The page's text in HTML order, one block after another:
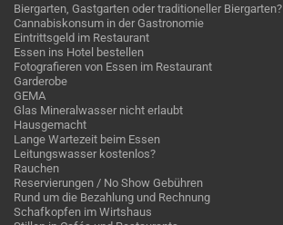
Biergarten, Gastgarten oder traditioneller Biergarten?
Cannabiskonsum in der Gastronomie
Eintrittsgeld im Restaurant
Essen ins Hotel bestellen
Fotografieren von Essen im Restaurant
Garderobe
GEMA
Glas Mineralwasser nicht erlaubt
Hausgemacht
Lange Wartezeit beim Essen
Leitungswasser kostenlos?
Rauchen
Reservierungen / No Show Gebühren
Rund um die Bezahlung und Rechnung
Schafkopfen im Wirtshaus